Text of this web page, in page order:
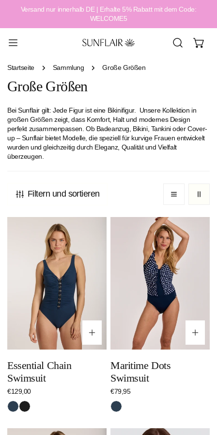
springen
Versand nur innerhalb DE | Erhalte 5% Rabatt mit dem Code:
WELCOME5
Startseite Sammlung Große Größen
Große Größen
Bei Sunflair gilt: Jede Figur ist eine Bikinifigur. Unsere Kollektion in
großen Größen zeigt, dass Komfort, Halt und modernes Design
perfekt zusammenpassen. Ob Badeanzug, Bikini, Tankini oder Cover-
up – Sunflair bietet Modelle, die speziell für kurvige Frauen entwickelt
wurden und gleichzeitig durch Eleganz, Qualität und Vielfalt
überzeugen.
Filtern und sortieren
Optionen wählen
Essential Chain
Swimsuit
Regulärer
Preis
€129,00
Nachtblau
Schwarz
Maritime Dots
Swimsuit
Regulärer
Preis
€79,95
Nachtblau